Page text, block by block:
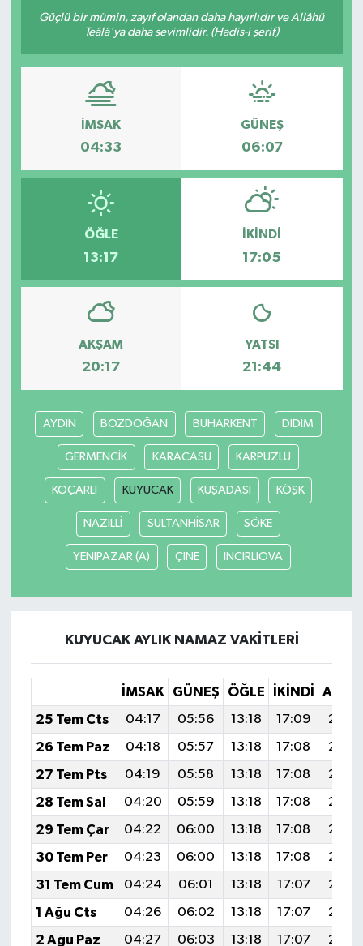
Güçlü bir mümin, zayıf olandan daha hayırlıdır ve Allâhü
Teâlâ'ya daha sevimlidir. (Hadis-i şerif)
İMSAK
04:33
GÜNEŞ
06:07
ÖĞLE
13:17
İKINDI
17:05
AKŞAM
20:17
YATSI
21:44
AYDIN BOZDOĞAN BUHARKENT DİDİM
GERMENCİK KARACASU KARPUZLU
KOÇARLI KUYUCAK KUŞADASI KÖŞK
NAZİLLİ SULTANHİSAR SÖKE
YENİPAZAR (A) ÇİNE İNCİRLİOVA
KUYUCAK AYLIK NAMAZ VAKITLERI
İMSAK GÜNEŞ ÖĞLE İKINDI
25 Tem Cts
04:17 05:56 13:18 17:09
26 Tem Paz
04:18 05:57 13:18 17:08
27 Tem Pts
04:19 05:58 13:18 17:08
28 Tem Sal
04:20 05:59 13:18 17:08
29 Tem Çar
04:22 06:00 13:18 17:08
30 Tem Per
04:23 06:00 13:18 17:08
31 Tem Cum
04:24 06:01 13:18 17:07
1 Ağu Cts
04:26 06:02 13:18 17:07
2 Ağu Paz
04:27 06:03 13:18 17:07